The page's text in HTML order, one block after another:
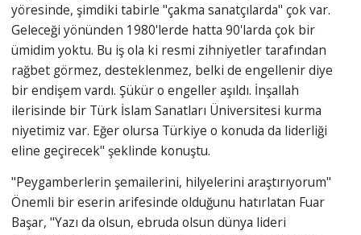
yöresinde, şimdiki tabirle "çakma sanatçılarda" çok var.
Geleceği yönünden 1980'lerde hatta 90'larda çok bir
ümidim yoktu. Bu iş ola ki resmi zihniyetler tarafından
rağbet görmez, desteklenmez, belki de engellenir diye
bir endişem vardı. Şükür o engeller aşıldı. İnşallah
ilerisinde bir Türk İslam Sanatları Üniversitesi kurma
niyetimiz var. Eğer olursa Türkiye o konuda da liderliği
eline geçirecek" şeklinde konuştu.
"Peygamberlerin şemailerini, hilyelerini araştırıyorum"
Önemli bir eserin arifesinde olduğunu hatırlatan Fuar
Başar, "Yazı da olsun, ebruda olsun dünya lideri